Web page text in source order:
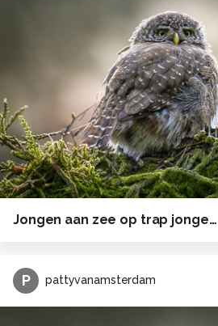
Jongen aan zee op trap jongetje zonsondergang
P pattyvanamsterdam